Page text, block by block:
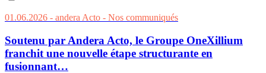
01.06.2026 - andera Acto - Nos communiqués
Soutenu par Andera Acto, le Groupe OneXillium
franchit une nouvelle étape structurante en
fusionnant…